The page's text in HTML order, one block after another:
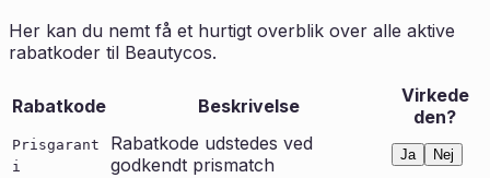
Her kan du nemt få et hurtigt overblik over alle aktive
rabatkoder til Beautycos.
Rabatkode Beskrivelse
Virkede
den?
Prisgarant
i
Rabatkode udstedes ved
godkendt prismatch
Ja Nej